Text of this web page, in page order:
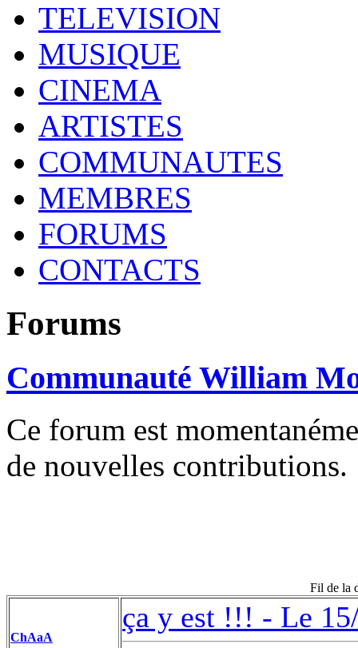
TELEVISION
MUSIQUE
CINEMA
ARTISTES
COMMUNAUTES
MEMBRES
FORUMS
CONTACTS
Forums
Communauté William
Ce forum est
de nouvelles contributions.
Fil de la
ChAaA
ça y est !!! - Le